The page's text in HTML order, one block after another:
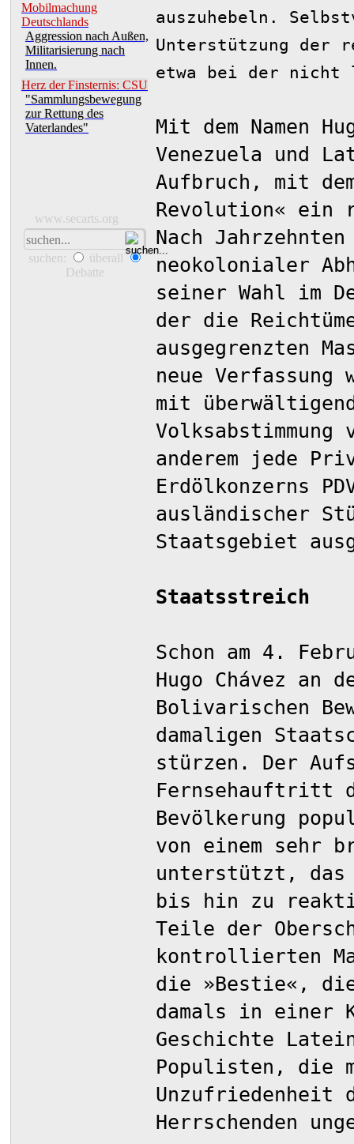
Mobilmachung
Deutschlands
Aggression nach Außen,
Militarisierung nach
Innen.
Herz der Finsternis: CSU
"Sammlungsbewegung
zur Rettung des
Vaterlandes"
www.secarts.org
suchen:
überall
Debatte
auszuhebeln.
Unterstützung der
etwa bei der nicht
Mit dem Namen
Venezuela und
Aufbruch, mit
Revolution« ein
Nach
neokolonialer
seiner Wahl im
der die
ausgegrenzten
neue Verfassung
mit
anderem jede
Erdölkonzerns
ausländischer
Staatsgebiet
Staatsstreich
Schon am 4.
Hugo Chávez an
Bolivarischen
damaligen
stürzen. Der
Fernsehauftritt
Bevölkerung
von einem sehr
unterstützt, das
bis hin zu
Teile der
kontrollierten
die »Bestie«, die
damals in einer
Geschichte
Populisten, die
Unzufriedenheit
Herrschenden